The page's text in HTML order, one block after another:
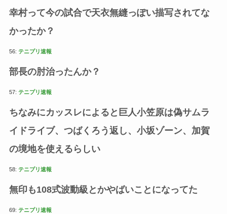
幸村って今の試合で天衣無縫っぽい描写されてな
かったか？
56: テニプリ速報
部長の肘治ったんか？
57: テニプリ速報
ちなみにカッスレによると巨人小笠原は偽サムラ
イドライブ、つばくろう返し、小坂ゾーン、加賀
の境地を使えるらしい
58: テニプリ速報
無印も108式波動級とかやばいことになってた
69: テニプリ速報